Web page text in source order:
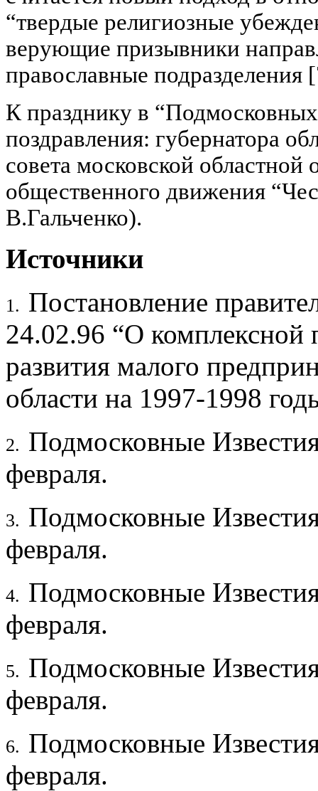
“твердые религиозные
верующие призывники
православные подразделения
К празднику в
поздравления: губернатора
совета московской
общественного движения
В.Гальченко).
Источники
1. Постановление
24.02.96 “О
развития малого
области на 1997-1998
2. Подмосковные
февраля.
3. Подмосковные
февраля.
4. Подмосковные
февраля.
5. Подмосковные
февраля.
6. Подмосковные
февраля.